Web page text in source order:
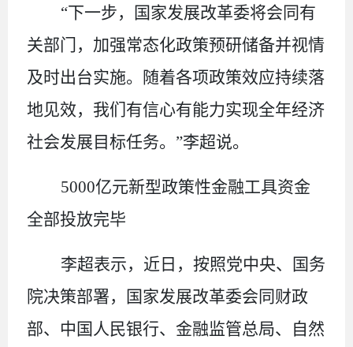
“下一步，国家发展改革委将会同有
关部门，加强常态化政策预研储备并视情
及时出台实施。随着各项政策效应持续落
地见效，我们有信心有能力实现全年经济
社会发展目标任务。 ”李超说。
5000亿元新型政策性金融工具资金
全部投放完毕
李超表示，近日，按照党中央、国务
院决策部署，国家发展改革委会同财政
部、中国人民银行、金融监管总局、自然